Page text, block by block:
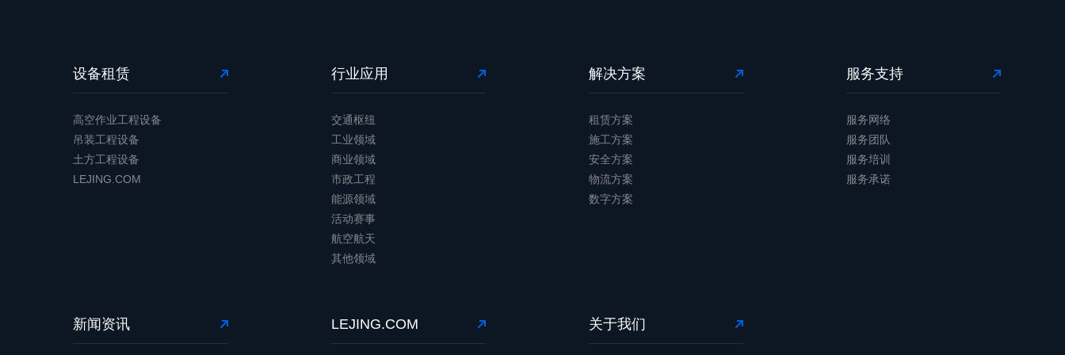
设备租赁
高空作业工程设备
吊装工程设备
土方工程设备
LEJING.COM
行业应用
交通枢纽
工业领域
商业领域
市政工程
能源领域
活动赛事
航空航天
其他领域
解决方案
租赁方案
施工方案
安全方案
物流方案
数字方案
服务支持
服务网络
服务团队
服务培训
服务承诺
新闻资讯 LEJING.COM 关于我们